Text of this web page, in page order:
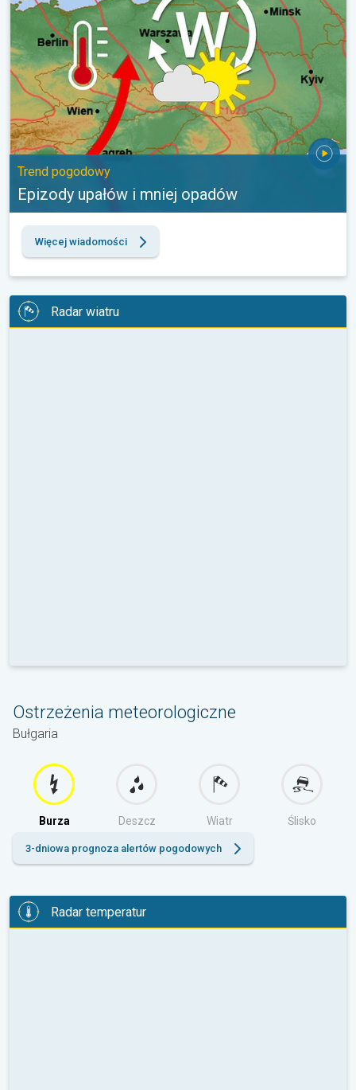
Trend pogodowy
Epizody upałów i mniej opadów
Więcej wiadomości
Radar wiatru
Ostrzeżenia meteorologiczne
Bułgaria
Burza Deszcz Wiatr Ślisko
3-dniowa prognoza alertów pogodowych
Radar temperatur